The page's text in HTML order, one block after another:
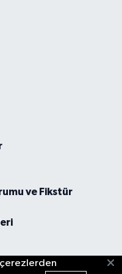
ve Fikstür
çerezlerden